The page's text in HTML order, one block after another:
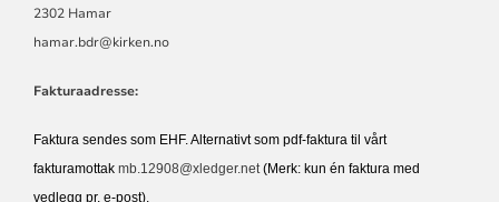
2302 Hamar
hamar.bdr@kirken.no
Fakturaadresse:
Faktura sendes som EHF. Alternativt som pdf-faktura til vårt
fakturamottak mb.12908@xledger.net(Merk: kun én faktura med
vedlegg pr. e-post).